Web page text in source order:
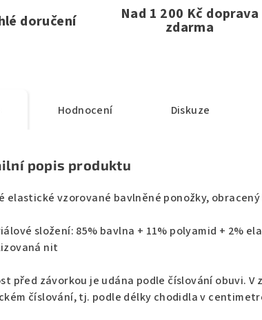
doručení Nad 1 200 Kč doprava
zdarma
Hodnocení Diskuze
popis produktu
elastické vzorované bavlněné ponožky, obracený
složení: 85% bavlna + 11% polyamid + 2%
nit
před závorkou je udána podle číslování obuvi. V
číslování, tj. podle délky chodidla v